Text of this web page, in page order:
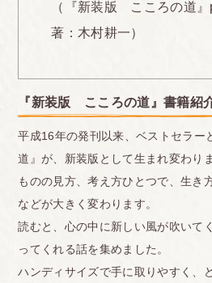
（『新装版 こころの道
著：木村耕一）
『新装版 こころの道』書籍紹
平成16年の発刊以来、ベストセラー
道』が、新装版として生まれ変わり
ものの見方、考え方ひとつで、生き
などが大きく変わります。
読むと、心の中に新しい風が吹いて
ってくれる話を集めました。
ハンディサイズで手に取りやすく、